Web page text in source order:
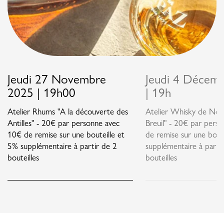
Jeudi 27 Novembre
2025 | 19h00
Atelier Rhums "A la découverte des
Antilles" - 20€ par personne avec
10€ de remise sur une bouteille et
5% supplémentaire à partir de 2
bouteilles
Jeudi 4
| 19h
Atelier Whisky de
Breuil" - 20€ par
de remise sur une
supplémentaire à
bouteilles